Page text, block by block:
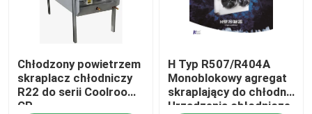
Chłodzony powietrzem
skraplacz chłodniczy
R22 do serii Coolroom
CP
H Typ R507/R404A
Monoblokowy agregat
skraplający do chłodni
Urządzenia chłodnicze